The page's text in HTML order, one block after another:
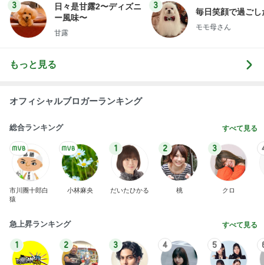
3
日々是甘露2〜ディズニ
ー風味〜
甘露
3
毎日笑顔で過ごし
モモ母さん
もっと見る
オフィシャルブロガーランキング
総合ランキング すべて見る
市川團十郎白
猿
小林麻央
1
だいたひかる
2
桃
3
クロ
急上昇ランキング すべて見る
1 2 3 4 5